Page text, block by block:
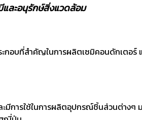
และอนุรักษ์สิ่งแวดล้อม
อบที่สำคัญในการผลิตเซมิคอนดักเตอร์
ะมีการใช้ในการผลิตอุปกรณ์ชิ้นส่วนต่า